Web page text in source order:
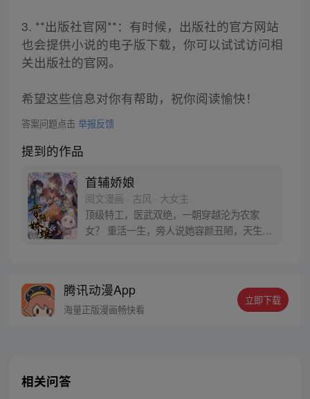
3. **出版社官网**：有时候，出版社的官方网站
也会提供小说的电子版下载，你可以试试访问相
关出版社的官网。
希望这些信息对你有帮助，祝你阅读愉快！
答案问题点击 举报反馈
提到的作品
首辅娇娘
阅文漫画 · 古风 · 大女主
顶级特工，医武双绝，一朝穿越沦为农家
女？ 重活一生，旁人说她容颜丑陋，天生痴
将！且看实力运气双全的农家女如何披荆斩
棘，终得一世福泽！
腾讯动漫App
海量正版漫画畅快看
立即下载
相关问答